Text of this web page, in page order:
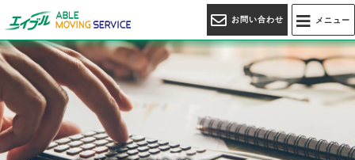
メニュー
お問い合わせ